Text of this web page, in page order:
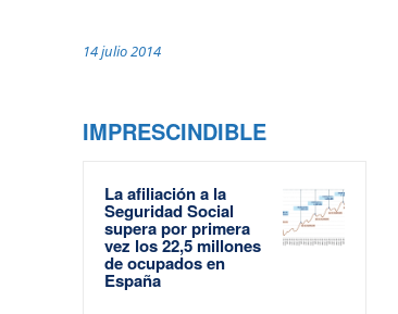
14 julio 2014
IMPRESCINDIBLE
La afiliación a la
Seguridad Social
supera por primera
vez los 22,5 millones
de ocupados en
España